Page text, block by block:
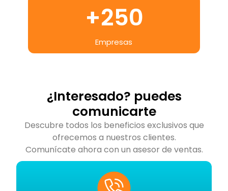
Empresas
+250
¿Interesado? puedes
comunicarte
Descubre todos los beneficios exclusivos que
ofrecemos a nuestros clientes.
Comunícate ahora con un asesor de ventas.